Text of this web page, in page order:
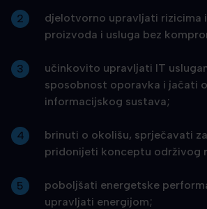
djelotvorno upravljati rizicima
proizvoda i usluga bez
učinkovito upravljati IT
sposobnost oporavka i jačati
informacijskog sustava;
brinuti o okolišu, sprječavati
pridonijeti konceptu održivog
poboljšati energetske
upravljati energijom;